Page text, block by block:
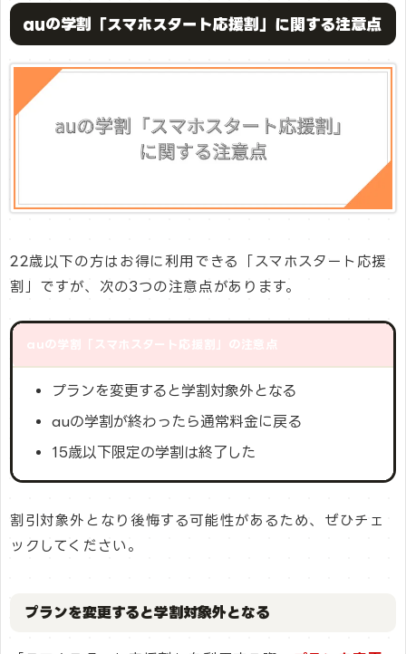
auの学割「スマホスタート応援割」に関する注意点
22歳以下の方はお得に利用できる「スマホスタート応援
割」ですが、次の3つの注意点があります。
auの学割「スマホスタート応援割」の注意点
プランを変更すると学割対象外となる
auの学割が終わったら通常料金に戻る
15歳以下限定の学割は終了した
割引対象外となり後悔する可能性があるため、ぜひチェ
ックしてください。
プランを変更すると学割対象外となる